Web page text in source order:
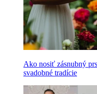
Ako nosiť zásnubný
svadobné tradície